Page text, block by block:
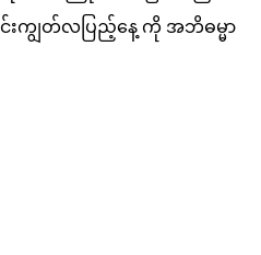
င်းကျွတ်လပြည့်နေ့ ကို အဘိဓမ္မာ